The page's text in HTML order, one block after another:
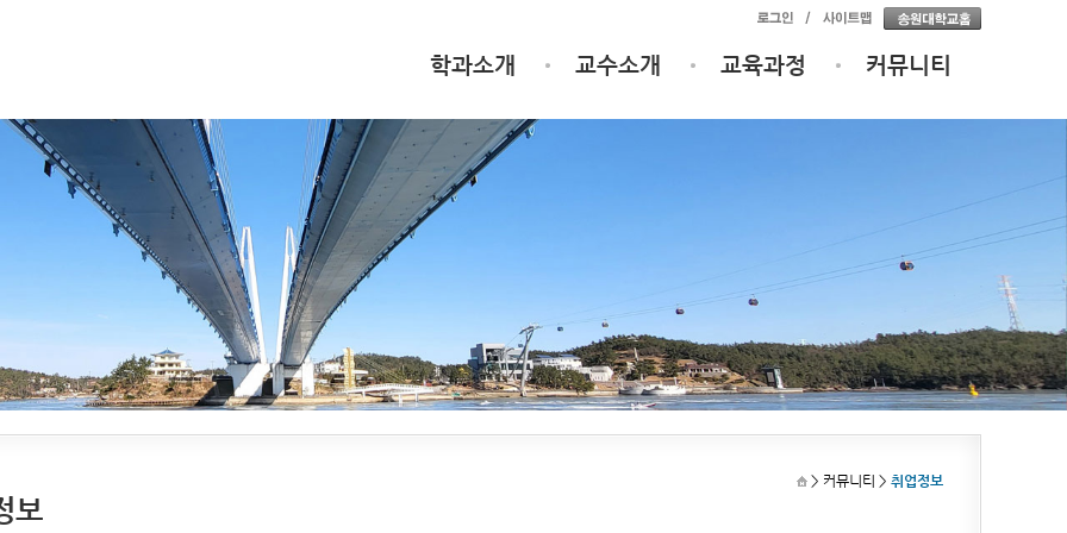
학과소개 교수소개 교육과정 커뮤니티
> 커뮤니티 > 취업정보
보